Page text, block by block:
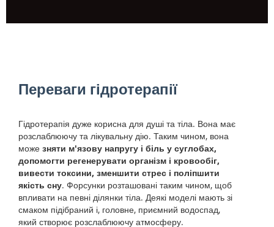
Переваги гідротерапії
Гідротерапія дуже корисна для душі та тіла. Вона має
розслаблюючу та лікувальну дію. Таким чином, вона
може зняти м'язову напругу і біль у суглобах,
допомогти регенерувати організм і кровообіг,
вивести токсини, зменшити стрес і поліпшити
якість сну. Форсунки розташовані таким чином, щоб
впливати на певні ділянки тіла. Деякі моделі мають зі
смаком підібраний і, головне, приємний водоспад,
який створює розслаблюючу атмосферу.